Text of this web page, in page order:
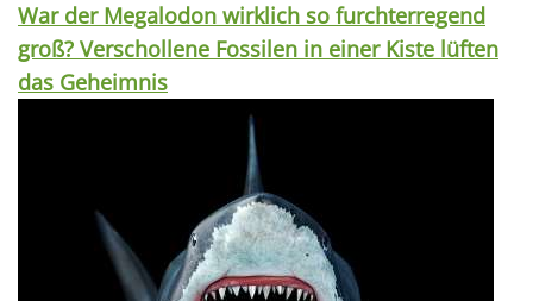
War der Megalodon wirklich so furchterregend
groß? Verschollene Fossilen in einer Kiste lüften
das Geheimnis